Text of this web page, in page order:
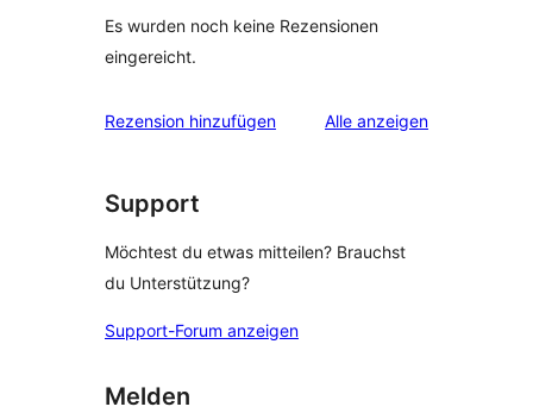
Es wurden noch keine Rezensionen
eingereicht.
Rezension hinzufügen Alle Rezensionen
anzeigen
Support
Möchtest du etwas mitteilen? Brauchst
du Unterstützung?
Support-Forum anzeigen
Melden